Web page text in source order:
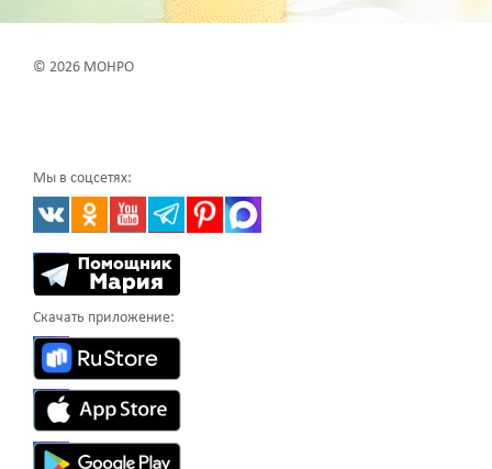
© 2026 МОНРО
Мы в соцсетях:
Скачать приложение: